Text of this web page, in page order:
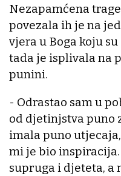
Nezapamćena
povezala ih je na
vjera u Boga koju
tada je isplivala na
punini.
- Odrastao sam u
od djetinjstva puno
imala puno
mi je bio
supruga i djeteta, a